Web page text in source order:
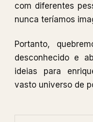
com diferentes
nunca teríamos
Portanto,
desconhecido e
ideias para
vasto universo de